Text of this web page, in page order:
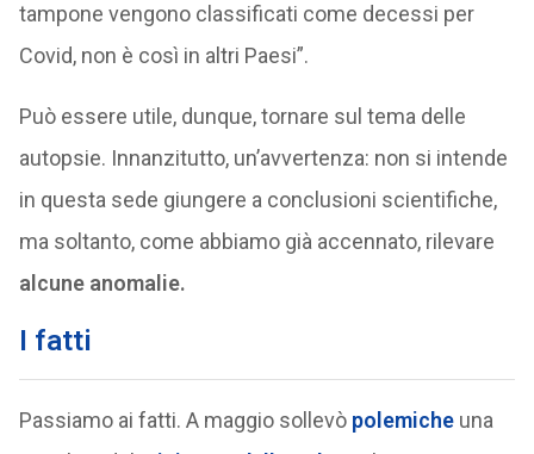
tampone vengono classificati come decessi per
Covid, non è così in altri Paesi”.
Può essere utile, dunque, tornare sul tema delle
autopsie. Innanzitutto, un’avvertenza: non si intende
in questa sede giungere a conclusioni scientifiche,
ma soltanto, come abbiamo già accennato, rilevare
alcune anomalie.
I fatti
Passiamo ai fatti. A maggio sollevò polemicheuna